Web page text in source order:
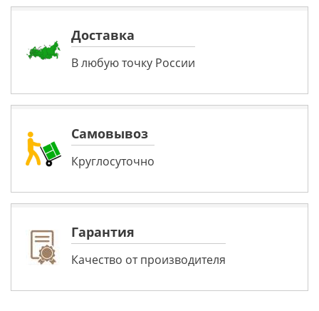
Доставка
В любую точку России
Самовывоз
Круглосуточно
Гарантия
Качество от производителя